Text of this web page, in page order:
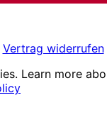
Vertrag widerrufen
Learn more